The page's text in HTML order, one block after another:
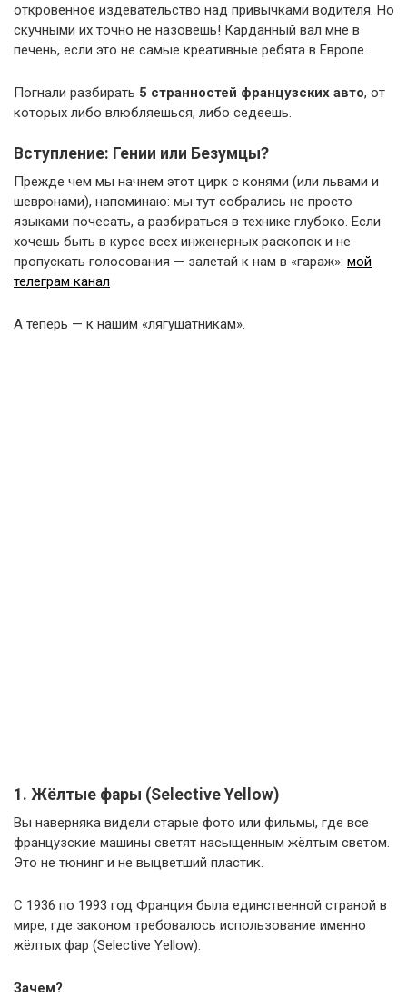
откровенное издевательство над привычками водителя. Но
скучными их точно не назовешь! Карданный вал мне в
печень, если это не самые креативные ребята в Европе.
Погнали разбирать 5 странностей французских авто, от
которых либо влюбляешься, либо седеешь.
Вступление: Гении или Безумцы?
Прежде чем мы начнем этот цирк с конями (или львами и
шевронами), напоминаю: мы тут собрались не просто
языками почесать, а разбираться в технике глубоко. Если
хочешь быть в курсе всех инженерных раскопок и не
пропускать голосования — залетай к нам в «гараж»: мой
телеграм канал
А теперь — к нашим «лягушатникам».
1. Жёлтые фары (Selective Yellow)
Вы наверняка видели старые фото или фильмы, где все
французские машины светят насыщенным жёлтым светом.
Это не тюнинг и не выцветший пластик.
С 1936 по 1993 год Франция была единственной страной в
мире, где законом требовалось использование именно
жёлтых фар (Selective Yellow).
Зачем?